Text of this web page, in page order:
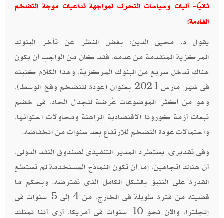
ثانيًا- آليات وسياسات التحرك لمواجهة تداعيات موجة التضخم
القادمة:
يقول د. محيى الدين: بغض النظر عن تأخر البنوك
المركزية المتقدمة من عدمه، فقد كان من الواجب أن يكون
هناك تدخل سريع من البنوك المركزية، وهذا الكلام كتبته
فى شهر مارس 2021 بعنوان (عودة للتضخم وفخ الوسط)،
وهو من أكثر الموضوعات عُرضة للجدل الحاد، فى خضم
تبعات أزمة كورونا الاقتصادية الراهنة ومحاولات احتوائها،
واحتمالات عودة التضخم للارتفاع بعد سنوات من انخفاضه.
وفى تقديرى، يستطرد المدير التنفيذى لصندوق النقد الدولى،
أن هناك اتجاهين، إما أن تكون النماذج المستخدمة لم تستطع
القدرة على التنبؤ بالشكل الكامل الذى تفترضه. وبحكم ما
قضيته من فترة طويلة فى الخارج، من 4 إلى 5 سنوات فى
إنجلترا، والآن نحو 10 سنوات فى أمريكا، أرى أننا نمتلك